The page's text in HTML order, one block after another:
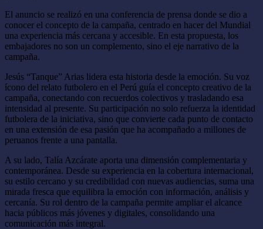
El anuncio se realizó en una conferencia de prensa donde se dio a
conocer el concepto de la campaña, centrado en hacer del Mundial
una experiencia más cercana y accesible. En esta propuesta, los
embajadores no son un complemento, sino el eje narrativo de la
campaña.
Jesús “Tanque” Arias lidera esta historia desde la emoción. Su voz
ícono del relato futbolero en el Perú guía el concepto creativo de la
campaña, conectando con recuerdos colectivos y trasladando esa
intensidad al presente. Su participación no solo refuerza la identidad
futbolera de la iniciativa, sino que convierte cada punto de contacto
en una extensión de esa pasión que ha acompañado a millones de
peruanos frente a una pantalla.
A su lado, Talía Azcárate aporta una dimensión complementaria y
contemporánea. Desde su experiencia en la cobertura internacional,
su estilo cercano y su credibilidad con nuevas audiencias, suma una
mirada fresca que equilibra la emoción con información, análisis y
cercanía. Su rol dentro de la campaña permite ampliar el alcance
hacia públicos más jóvenes y digitales, consolidando una
comunicación más integral.